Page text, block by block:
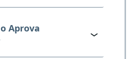
Aprova